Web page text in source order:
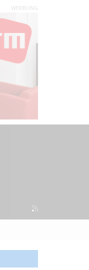
WERBUNG